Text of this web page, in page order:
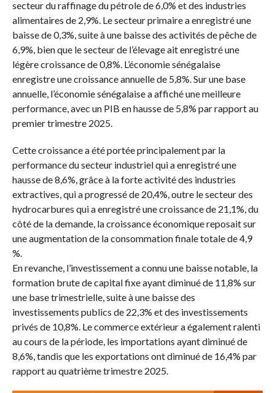
secteur du raffinage du pétrole de 6,0% et des industries
alimentaires de 2,9%. Le secteur primaire a enregistré une
baisse de 0,3%, suite à une baisse des activités de pêche de
6,9%, bien que le secteur de l’élevage ait enregistré une
légère croissance de 0,8%. L’économie sénégalaise
enregistre une croissance annuelle de 5,8%. Sur une base
annuelle, l’économie sénégalaise a affiché une meilleure
performance, avec un PIB en hausse de 5,8% par rapport au
premier trimestre 2025.
Cette croissance a été portée principalement par la
performance du secteur industriel qui a enregistré une
hausse de 8,6%, grâce à la forte activité des industries
extractives, qui a progressé de 20,4%, outre le secteur des
hydrocarbures qui a enregistré une croissance de 21,1%, du
côté de la demande, la croissance économique reposait sur
une augmentation de la consommation finale totale de 4,9
%.
En revanche, l’investissement a connu une baisse notable, la
formation brute de capital fixe ayant diminué de 11,8% sur
une base trimestrielle, suite à une baisse des
investissements publics de 22,3% et des investissements
privés de 10,8%. Le commerce extérieur a également ralenti
au cours de la période, les importations ayant diminué de
8,6%, tandis que les exportations ont diminué de 16,4% par
rapport au quatrième trimestre 2025.